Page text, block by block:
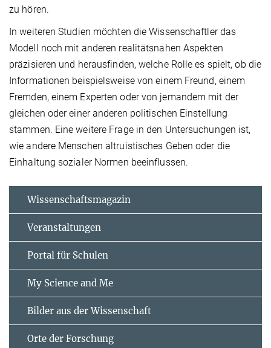
zu hören.
In weiteren Studien möchten die Wissenschaftler das
Modell noch mit anderen realitätsnahen Aspekten
präzisieren und herausfinden, welche Rolle es spielt, ob die
Informationen beispielsweise von einem Freund, einem
Fremden, einem Experten oder von jemandem mit der
gleichen oder einer anderen politischen Einstellung
stammen. Eine weitere Frage in den Untersuchungen ist,
wie andere Menschen altruistisches Geben oder die
Einhaltung sozialer Normen beeinflussen.
Wissenschaftsmagazin
Veranstaltungen
Portal für Schulen
My Science and Me
Bilder aus der Wissenschaft
Orte der Forschung